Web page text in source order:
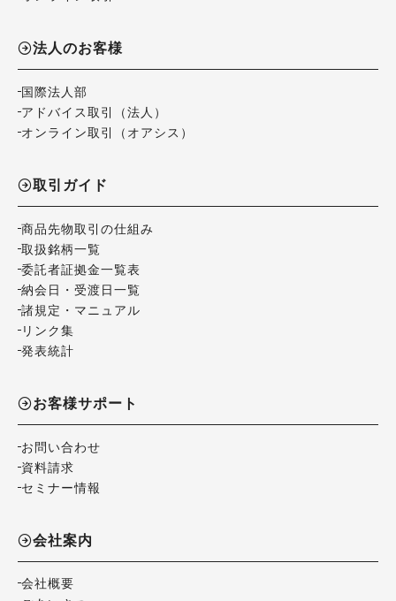
法人のお客様
国際法人部
アドバイス取引（法人）
オンライン取引（オアシス）
取引ガイド
商品先物取引の仕組み
取扱銘柄一覧
委託者証拠金一覧表
納会日・受渡日一覧
諸規定・マニュアル
リンク集
発表統計
お客様サポート
お問い合わせ
資料請求
セミナー情報
会社案内
会社概要